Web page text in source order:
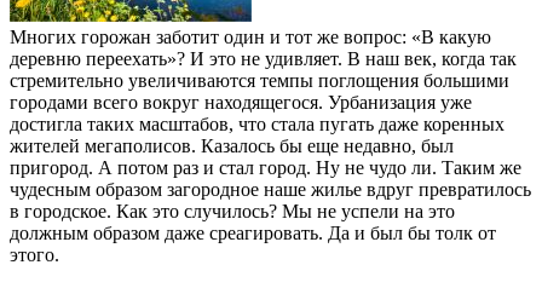
Многих горожан заботит один и тот же вопрос: «В какую
деревню переехать»? И это не удивляет. В наш век, когда так
стремительно увеличиваются темпы поглощения большими
городами всего вокруг находящегося. Урбанизация уже
достигла таких масштабов, что стала пугать даже коренных
жителей мегаполисов. Казалось бы еще недавно, был
пригород. А потом раз и стал город. Ну не чудо ли. Таким же
чудесным образом загородное наше жилье вдруг превратилось
в городское. Как это случилось? Мы не успели на это
должным образом даже среагировать. Да и был бы толк от
этого.